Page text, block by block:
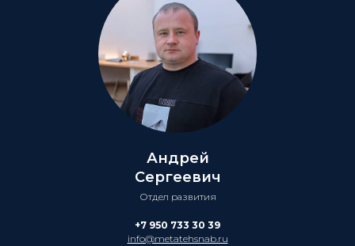
Андрей
Сергеевич
Отдел развития
+7 950 733 30 39
info@metatehsnab.ru